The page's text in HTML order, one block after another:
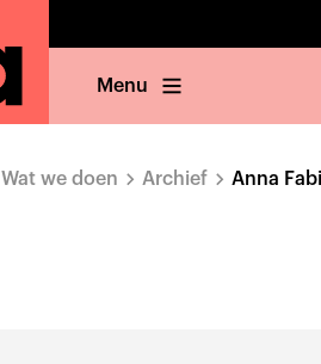
Menu
Wat we doen Archief Anna